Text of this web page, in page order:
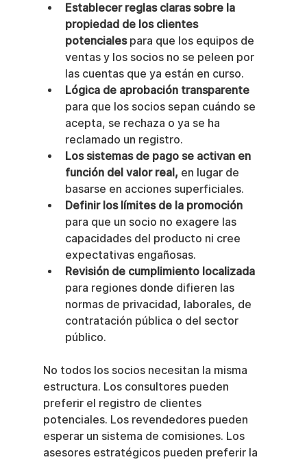
Establecer reglas claras sobre la
propiedad de los clientes
potenciales para que los equipos de
ventas y los socios no se peleen por
las cuentas que ya están en curso.
Lógica de aprobación transparente
para que los socios sepan cuándo se
acepta, se rechaza o ya se ha
reclamado un registro.
Los sistemas de pago se activan en
función del valor real, en lugar de
basarse en acciones superficiales.
Definir los límites de la promoción
para que un socio no exagere las
capacidades del producto ni cree
expectativas engañosas.
Revisión de cumplimiento localizada
para regiones donde difieren las
normas de privacidad, laborales, de
contratación pública o del sector
público.
No todos los socios necesitan la misma
estructura. Los consultores pueden
preferir el registro de clientes
potenciales. Los revendedores pueden
esperar un sistema de comisiones. Los
asesores estratégicos pueden preferir la